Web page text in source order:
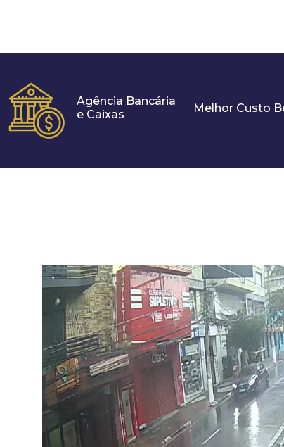
Agência Bancária
e Caixas
Melhor Custo